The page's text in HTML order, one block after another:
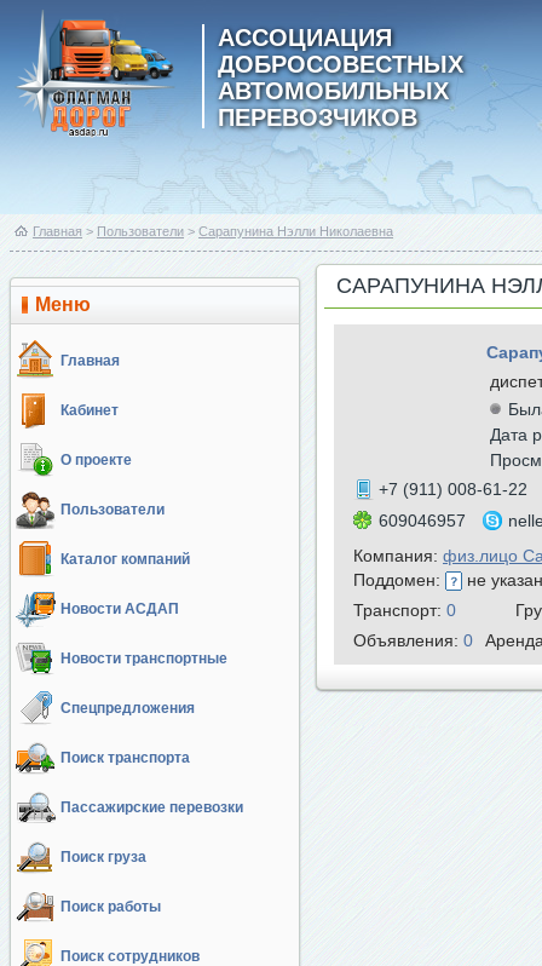
АССОЦИАЦИЯ
ДОБРОСОВЕСТНЫХ
АВТОМОБИЛЬНЫХ
ПЕРЕВОЗЧИКОВ
Главная > Пользователи > Сарапунина Нэлли Николаевна
Меню
Главная
Кабинет
О проекте
Пользователи
Каталог компаний
Новости АСДАП
Новости транспортные
Спецпредложения
Поиск транспорта
Пассажирские перевозки
Поиск груза
Поиск работы
Поиск сотрудников
САРАПУНИНА
Дата
+7 (911) 008-61-22
609046957
Компания: физ.лицо
Поддомен:
не
Транспорт: 0
Объявления: 0